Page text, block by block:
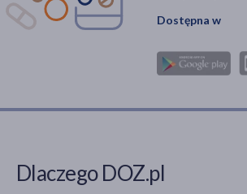
Dostępna w
Dlaczego DOZ.pl